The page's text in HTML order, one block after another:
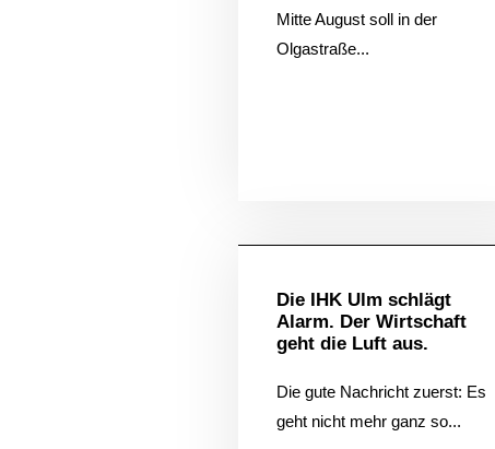
Mitte August soll in der
Olgastraße...
Die IHK Ulm schlägt
Alarm. Der Wirtschaft
geht die Luft aus.
Die gute Nachricht zuerst: Es
geht nicht mehr ganz so...